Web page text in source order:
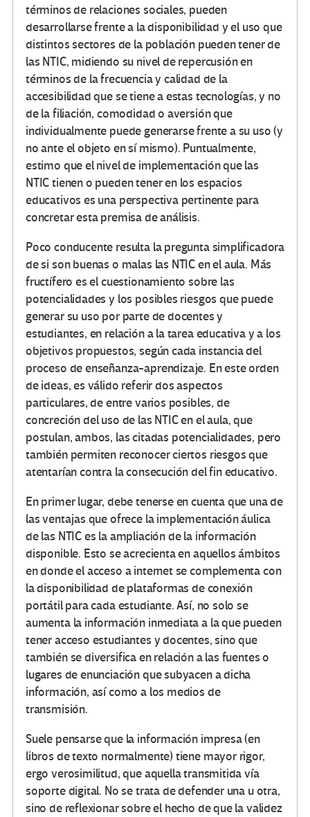
términos de relaciones sociales, pueden
desarrollarse frente a la disponibilidad y el uso que
distintos sectores de la población pueden tener de
las NTIC, midiendo su nivel de repercusión en
términos de la frecuencia y calidad de la
accesibilidad que se tiene a estas tecnologías, y no
de la filiación, comodidad o aversión que
individualmente puede generarse frente a su uso (y
no ante el objeto en sí mismo). Puntualmente,
estimo que el nivel de implementación que las
NTIC tienen o pueden tener en los espacios
educativos es una perspectiva pertinente para
concretar esta premisa de análisis.
Poco conducente resulta la pregunta simplificadora
de si son buenas o malas las NTIC en el aula. Más
fructífero es el cuestionamiento sobre las
potencialidades y los posibles riesgos que puede
generar su uso por parte de docentes y
estudiantes, en relación a la tarea educativa y a los
objetivos propuestos, según cada instancia del
proceso de enseñanza-aprendizaje. En este orden
de ideas, es válido referir dos aspectos
particulares, de entre varios posibles, de
concreción del uso de las NTIC en el aula, que
postulan, ambos, las citadas potencialidades, pero
también permiten reconocer ciertos riesgos que
atentarían contra la consecución del fin educativo.
En primer lugar, debe tenerse en cuenta que una de
las ventajas que ofrece la implementación áulica
de las NTIC es la ampliación de la información
disponible. Esto se acrecienta en aquellos ámbitos
en donde el acceso a internet se complementa con
la disponibilidad de plataformas de conexión
portátil para cada estudiante. Así, no solo se
aumenta la información inmediata a la que pueden
tener acceso estudiantes y docentes, sino que
también se diversifica en relación a las fuentes o
lugares de enunciación que subyacen a dicha
información, así como a los medios de
transmisión.
Suele pensarse que la información impresa (en
libros de texto normalmente) tiene mayor rigor,
ergo verosimilitud, que aquella transmitida vía
soporte digital. No se trata de defender una u otra,
sino de reflexionar sobre el hecho de que la validez